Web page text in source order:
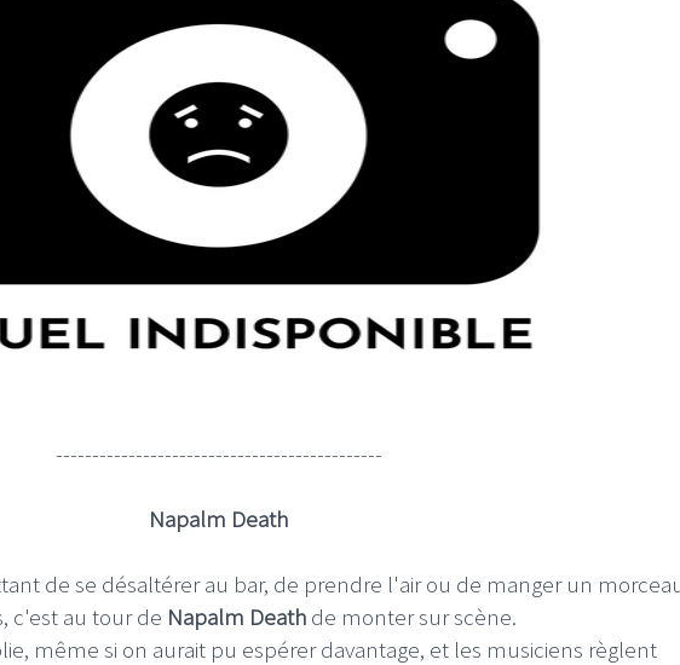
---------------------------------------------
Napalm Death
de se désaltérer au bar, de prendre l'air ou de manger un
c'est au tour de Napalm Death de monter sur scène.
même si on aurait pu espérer davantage, et les musiciens règlent